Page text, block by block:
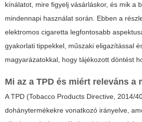
kínálatot, mire figyelj vásárláskor, és mik a
mindennapi használat során. Ebben a
elektromos cigaretta legfontosabb
gyakorlati tippekkel, műszaki eligazítással
magyarázatokkal, hogy tájékozott döntést
Mi az a TPD és miért releváns a
A TPD (Tobacco Products Directive, 2014/
dohánytermékekre vonatkozó irányelve,